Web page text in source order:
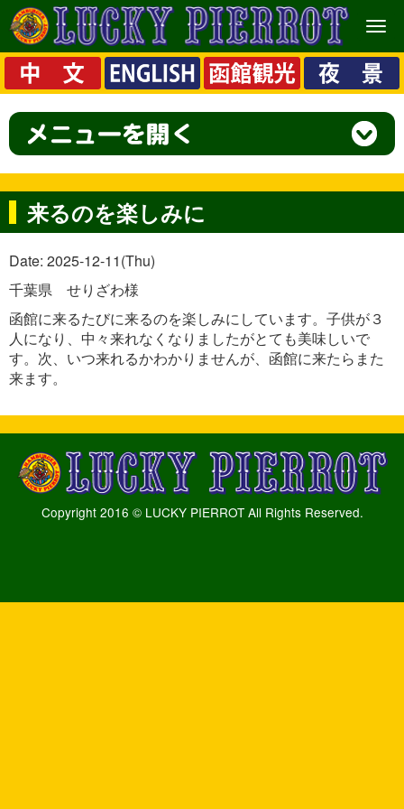
メ
ニ
ュ
ー
来るのを楽しみに
Date: 2025-12-11(Thu)
千葉県 せりざわ様
函館に来るたびに来るのを楽しみにしています。子供が３
人になり、中々来れなくなりましたがとても美味しいで
す。次、いつ来れるかわかりませんが、函館に来たらまた
来ます。
Copyright 2016 © LUCKY PIERROT All Rights Reserved.